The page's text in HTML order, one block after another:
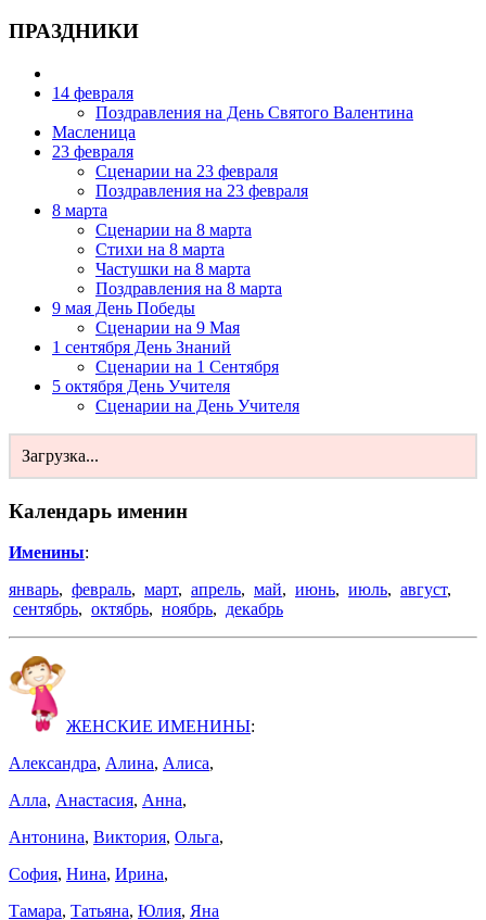
ПРАЗДНИКИ
14 февраля
Поздравления на День Святого Валентина
Масленица
23 февраля
Сценарии на 23 февраля
Поздравления на 23 февраля
8 марта
Сценарии на 8 марта
Стихи на 8 марта
Частушки на 8 марта
Поздравления на 8 марта
9 мая День Победы
Сценарии на 9 Мая
1 сентября День Знаний
Сценарии на 1 Сентября
5 октября День Учителя
Сценарии на День Учителя
Загрузка...
Календарь именин
Именины:
январь, февраль, март, апрель, май, июнь, июль, август,
сентябрь, октябрь, ноябрь, декабрь
ЖЕНСКИЕ ИМЕНИНЫ:
Александра, Алина, Алиса,
Алла, Анастасия, Анна,
Антонина, Виктория, Ольга,
София, Нина, Ирина,
Тамара, Татьяна, Юлия, Яна